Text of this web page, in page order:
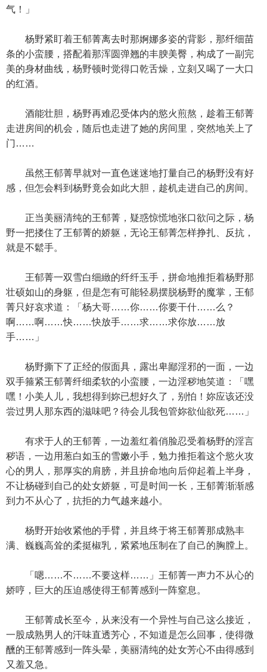
气！」
杨野紧盯着王郁菁离去时那婀娜多姿的背影，那纤细苗
条的小蛮腰，搭配着那浑圆弹翘的丰腴美臀，构成了一副完
美的身材曲线，杨野顿时觉得口乾舌燥，立刻又喝了一大口
的红酒。
酒能壮胆，杨野再难忍受体内的慾火煎熬，趁着王郁菁
走进房间的机会，随后也走进了她的房间里，突然地关上了
门……
虽然王郁菁早就对一直色迷迷地打量自己的杨野没有好
感，但怎会料到杨野竟会如此大胆，趁机走进自己的房间。
正当美丽清纯的王郁菁，疑惑惊慌地张口欲问之际，杨
野一把搂住了王郁菁的娇躯，无论王郁菁怎样挣扎、反抗，
就是不鬆手。
王郁菁一双雪白细緻的纤纤玉手，拼命地推拒着杨野那
壮硕如山的身躯，但是怎有可能轻易摆脱杨野的魔掌，王郁
菁只好哀求道：「杨大哥……你……你要干什……么？
啊……啊……快……快放手……求……求你放……放
手……」
杨野撕下了正经的假面具，露出卑鄙淫邪的一面，一边
双手箍紧王郁菁纤细柔软的小蛮腰，一边淫秽地笑道：「嘿
嘿！小美人儿，我想得到妳已想好久了，别怕！妳应该还没
尝过男人那东西的滋味吧？待会儿我包管妳欲仙欲死……」
有求于人的王郁菁，一边羞红着俏脸忍受着杨野的淫言
秽语，一边用葱白如玉的雪嫩小手，勉力推拒着这个慾火攻
心的男人，那厚实的肩膀，并且拚命地向后仰起着上半身，
不让杨碰到自己的处女娇躯，可是时间一长，王郁菁渐渐感
到力不从心了，抗拒的力气越来越小。
杨野开始收紧他的手臂，并且终于将王郁菁那成熟丰
满、巍巍高耸的柔挺椒乳，紧紧地压制在了自己的胸膛上。
「嗯……不……不要这样……」王郁菁一声力不从心的
娇哼，巨大的压迫感使得王郁菁感到一阵窒息。
王郁菁成长至今，从来没有一个异性与自己这么接近，
一股成熟男人的汗味直透芳心，不知道是怎么回事，使得微
醺的王郁菁感到一阵头晕，美丽清纯的处女芳心不由得感到
又羞又急。